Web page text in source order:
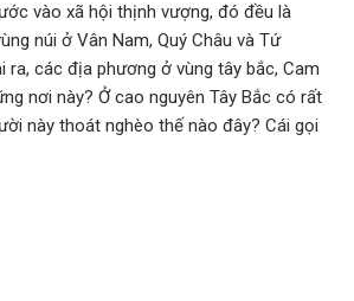
vào xã hội thịnh vượng, đó đều là
núi ở Vân Nam, Quý Châu và Tứ
ra, các địa phương ở vùng tây bắc, Cam
nơi này? Ở cao nguyên Tây Bắc có rất
này thoát nghèo thế nào đây? Cái gọi